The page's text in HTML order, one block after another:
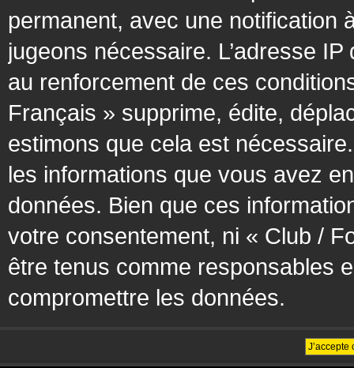
permanent, avec une notification
jugeons nécessaire. L’adresse
au renforcement de ces
Français » supprime, édite,
estimons que cela est
les informations que vous avez
données. Bien que ces
votre consentement, ni « Club /
être tenus comme responsables
compromettre les données.